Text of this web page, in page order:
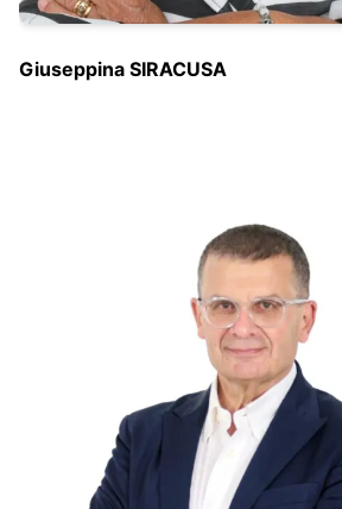
Giuseppina SIRACUSA